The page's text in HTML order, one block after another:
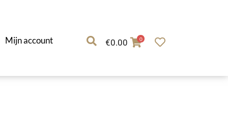
Mijn account €0.00 0